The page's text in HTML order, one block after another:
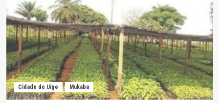
Cidade do Uíge Mukaba